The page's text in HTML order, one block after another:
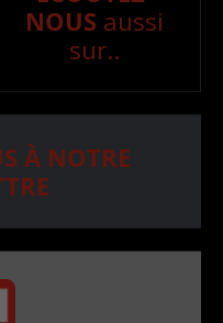
NOUS aussi
sur..
À NOTRE